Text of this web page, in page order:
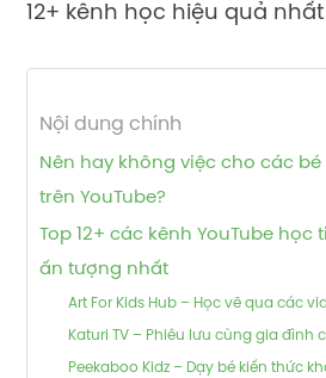
12+ kênh học hiệu quả
Nội dung chính
Nên hay không việc cho các
trên YouTube?
Top 12+ các kênh YouTube học
ấn tượng nhất
Art For Kids Hub – Học vẽ qua các
Katuri TV – Phiêu lưu cùng gia đình
Peekaboo Kidz – Dạy bé kiến thức